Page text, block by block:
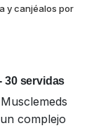
y canjéalos por
30 servidas
complejo